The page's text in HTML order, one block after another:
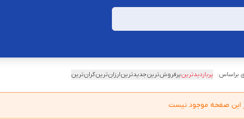
براساس: پربازدیدترینپرفروش‌ترینجدیدترینارزان‌ترینگران‌ترین
این صفحه موجود نیست